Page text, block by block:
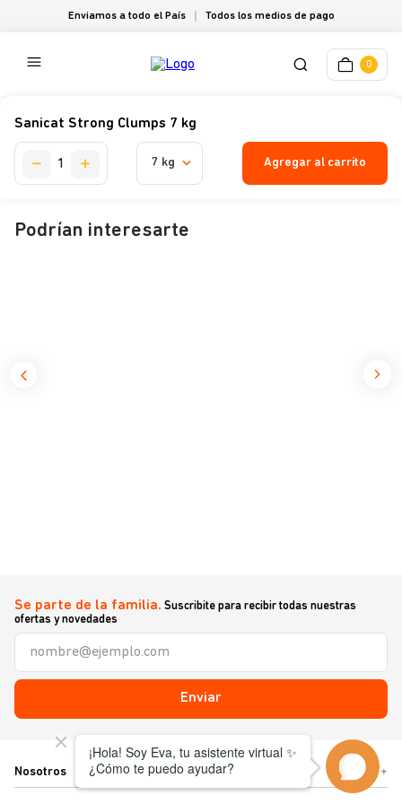
Enviamos a todo el País Todos los medios de pago
0
Sanicat Strong Clumps 7 kg
7 kg Agregar al carrito
Podrían interesarte
Se parte de la familia. Suscribite para recibir todas nuestras
ofertas y novedades
Enviar
Nosotros +